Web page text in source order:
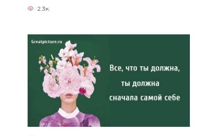
2.3к.